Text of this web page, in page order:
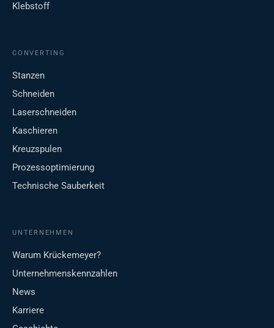
Klebstoff
CONVERTING
Stanzen
Schneiden
Laserschneiden
Kaschieren
Kreuzspulen
Prozessoptimierung
Technische Sauberkeit
UNTERNEHMEN
Warum Krückemeyer?
Unternehmenskennzahlen
News
Karriere